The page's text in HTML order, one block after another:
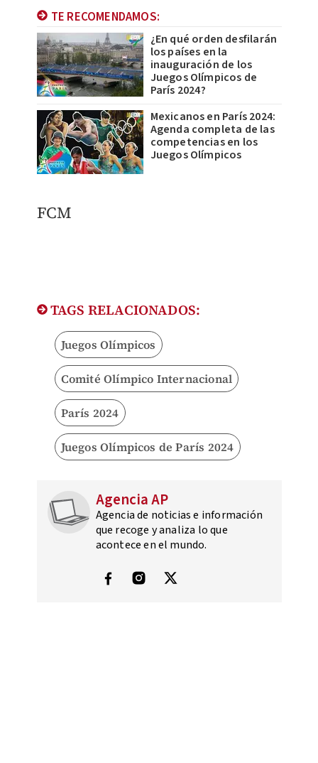
TE RECOMENDAMOS:
¿En qué orden desfilarán
los países en la
inauguración de los
Juegos Olímpicos de
París 2024?
Mexicanos en París 2024:
Agenda completa de las
competencias en los
Juegos Olímpicos
FCM
TAGS RELACIONADOS:
Juegos Olímpicos
Comité Olímpico Internacional
París 2024
Juegos Olímpicos de París 2024
Agencia AP
Agencia de noticias e información
que recoge y analiza lo que
acontece en el mundo.